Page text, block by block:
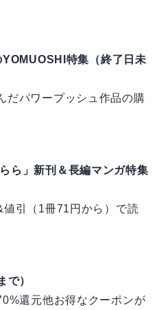
YOMUOSHI特集（終了日未
だパワープッシュ作品の購
ら」新刊＆長編マンガ特集
引（1冊71円から）で読
）
還元他お得なクーポンが